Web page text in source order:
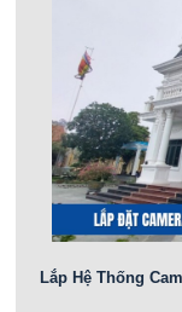
Lắp Hệ Thống